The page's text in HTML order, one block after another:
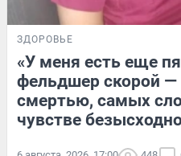
ЗДОРОВЬЕ
«У меня есть еще
фельдшер скорой —
смертью, самых
чувстве